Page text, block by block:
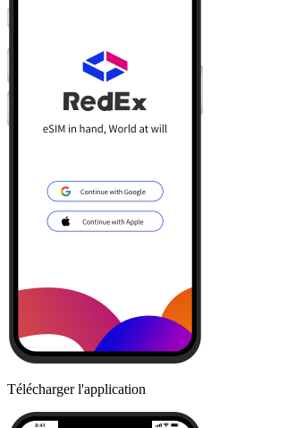
Télécharger l'application